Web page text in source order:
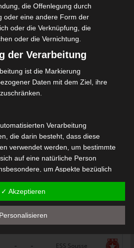
Sousse (ESS) – Union Sport
(EST)
- -
JS Omrane
16:30
- -
CS Sfax
- -
- -
ESS Sousse
die Offenlegung durch
oder eine andere Form der
oder die Verknüpfung, die
oder die Vernichtung.
der Verarbeitung
ist die Markierung
Daten mit dem Ziel, ihre
Verarbeitung
die darin besteht, dass diese
verwendet werden, um bestimmte
auf eine natürliche Person
um Aspekte bezüglich
Lage, Gesundheit, persönlicher
Verhalten, Aufenthaltsort
Person zu analysieren oder
Verarbeitung personenbezogener
✓ Akzeptieren
Personalisieren